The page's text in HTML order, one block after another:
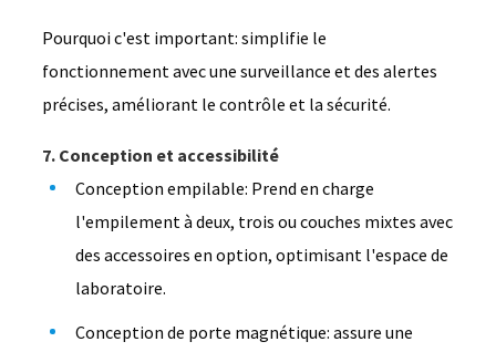
Pourquoi c'est important: simplifie le
fonctionnement avec une surveillance et des alertes
précises, améliorant le contrôle et la sécurité.
7. Conception et accessibilité
Conception empilable: Prend en charge
l'empilement à deux, trois ou couches mixtes avec
des accessoires en option, optimisant l'espace de
laboratoire.
Conception de porte magnétique: assure une